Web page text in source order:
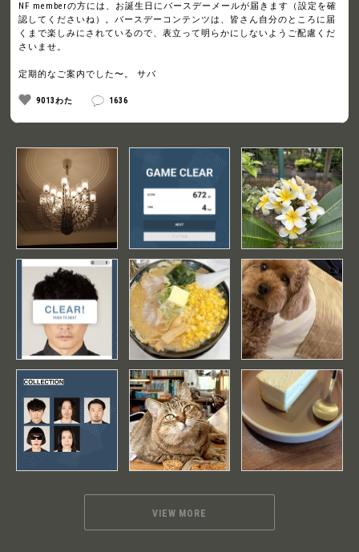
NF memberの方には、お誕生日にバースデーメールが届きます（設定を確
認してくださいね）。バースデーコンテンツは、皆さん自分のところに届
くまで楽しみにされているので、表立って明らかにしないようご配慮くだ
さいませ。
定期的なご案内でした〜。 サバ
9013わた 1636
VIEW MORE